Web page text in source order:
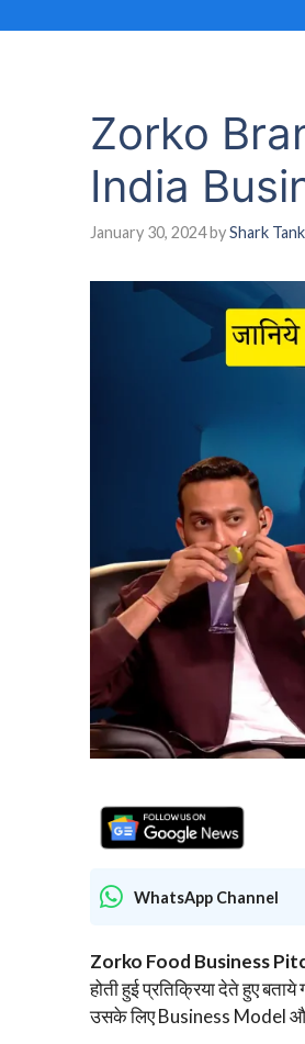
Zorko
India
January 30, 2024byShark
WhatsApp Channel
Zorko Food Business
होती हुई प्रतिक्रिया देते हुए
उसके लिए Business Model